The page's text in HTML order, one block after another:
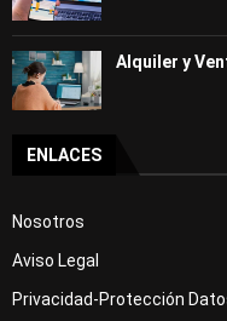
Alquiler y
ENLACES
Nosotros
Aviso Legal
Privacidad-Protección